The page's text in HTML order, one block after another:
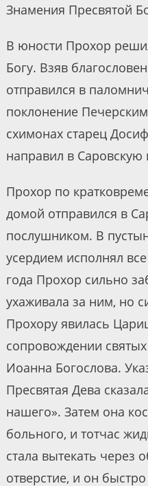
Знамения Пресвятой
В юности Прохор
Богу. Взяв
отправился в
поклонение
схимонах старец
направил в Саровскую
Прохор по
домой отправился в
послушником. В
усердием исполнял
года Прохор сильно
ухаживала за ним, но
Прохору явилась
сопровождении
Иоанна Богослова.
Пресвятая Дева
нашего». Затем она
больного, и тотчас
стала вытекать через
отверстие, и он